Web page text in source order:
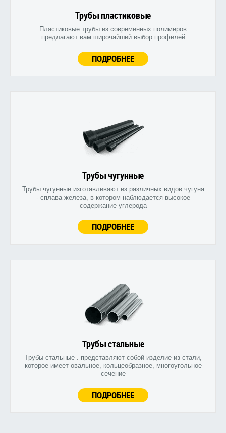
Трубы пластиковые
Пластиковые трубы из современных полимеров
предлагают вам широчайший выбор профилей
ПОДРОБНЕЕ
Трубы чугунные
Трубы чугунные изготавливают из различных видов чугуна
- сплава железа, в котором наблюдается высокое
содержание углерода
ПОДРОБНЕЕ
Трубы стальные
Трубы стальные . представляют собой изделие из стали,
которое имеет овальное, кольцеобразное, многоугольное
сечение
ПОДРОБНЕЕ